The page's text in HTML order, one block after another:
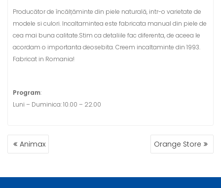
Producător de încălțăminte din piele naturală, intr-o varietate de
modele si culori. Incaltamintea este fabricata manual din piele de
cea mai buna calitate.Stim ca detaliile fac diferenta, de aceea le
acordam o importanta deosebita. Creem incaltaminte din 1993.
Fabricat in Romania!
Program:
Luni – Duminica: 10.00 – 22.00
POST
NAVIGATION
Animax Orange Store